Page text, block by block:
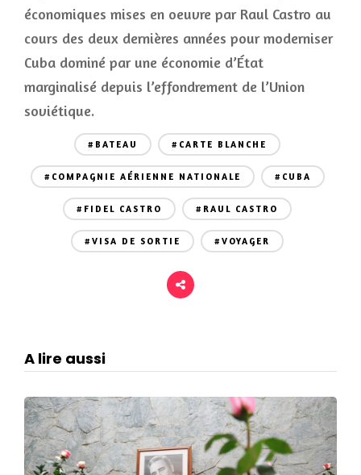
économiques mises en oeuvre par Raul Castro au
cours des deux dernières années pour moderniser
Cuba dominé par une économie d’État
marginalisé depuis l’effondrement de l’Union
soviétique.
#BATEAU #CARTE BLANCHE
#COMPAGNIE AÉRIENNE NATIONALE #CUBA
#FIDEL CASTRO #RAUL CASTRO
#VISA DE SORTIE #VOYAGER
A lire aussi